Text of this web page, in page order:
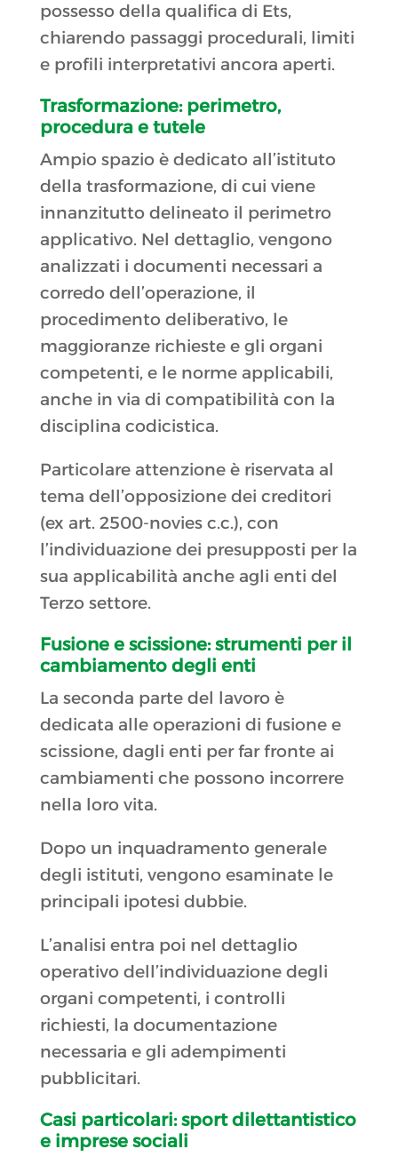
possesso della qualifica di Ets,
chiarendo passaggi procedurali, limiti
e profili interpretativi ancora aperti.
Trasformazione: perimetro,
procedura e tutele
Ampio spazio è dedicato all’istituto
della trasformazione, di cui viene
innanzitutto delineato il perimetro
applicativo. Nel dettaglio, vengono
analizzati i documenti necessari a
corredo dell’operazione, il
procedimento deliberativo, le
maggioranze richieste e gli organi
competenti, e le norme applicabili,
anche in via di compatibilità con la
disciplina codicistica.
Particolare attenzione è riservata al
tema dell’opposizione dei creditori
(ex art. 2500-novies c.c.), con
l’individuazione dei presupposti per la
sua applicabilità anche agli enti del
Terzo settore.
Fusione e scissione: strumenti per il
cambiamento degli enti
La seconda parte del lavoro è
dedicata alle operazioni di fusione e
scissione, dagli enti per far fronte ai
cambiamenti che possono incorrere
nella loro vita.
Dopo un inquadramento generale
degli istituti, vengono esaminate le
principali ipotesi dubbie.
L’analisi entra poi nel dettaglio
operativo dell’individuazione degli
organi competenti, i controlli
richiesti, la documentazione
necessaria e gli adempimenti
pubblicitari.
Casi particolari: sport dilettantistico
e imprese sociali